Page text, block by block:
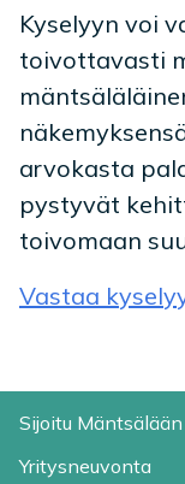
Kyselyyn voi
toivottavasti
arvokasta
pystyvät
toivomaan
Vastaa
Sijoitu Mäntsälään
Yritysneuvonta